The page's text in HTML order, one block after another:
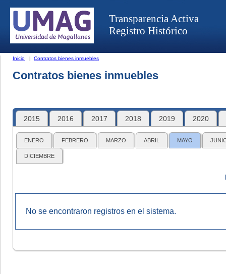
Transparencia Activa
Registro Histórico
Inicio | Contratos bienes inmuebles
Contratos bienes inmuebles
2015 2016 2017 2018 2019 2020
ENERO FEBRERO MARZO ABRIL MAYO
DICIEMBRE
No se encontraron registros en el sistema.